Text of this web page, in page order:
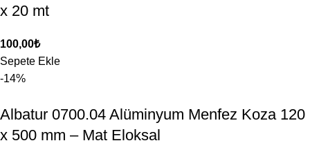
x 20 mt
100,00₺
Sepete Ekle
-14%
Albatur 0700.04 Alüminyum Menfez Koza 120
x 500 mm – Mat Eloksal